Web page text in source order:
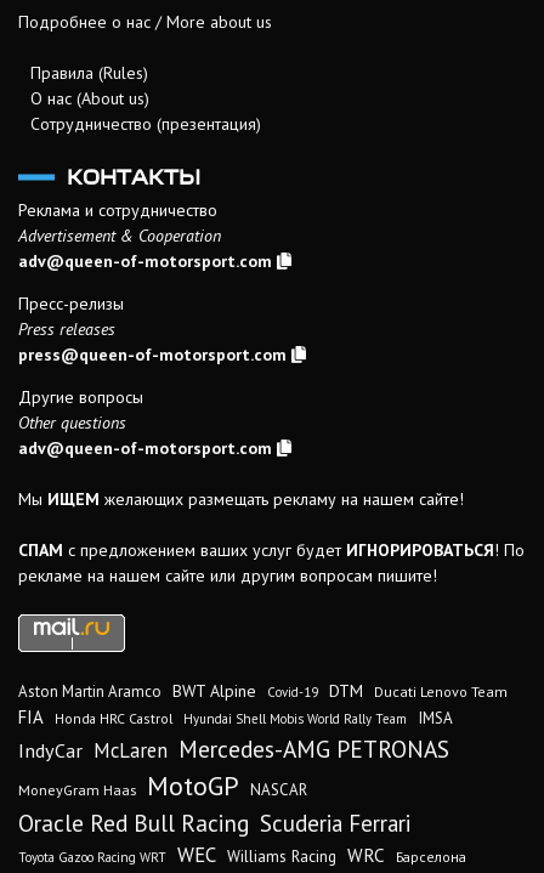
Подробнее о нас / More about us
Правила (Rules)
О нас (About us)
Сотрудничество (презентация)
КОНТАКТЫ
Реклама и сотрудничество
Advertisement & Cooperation
adv@queen-of-motorsport.com
Пресс-релизы
Press releases
press@queen-of-motorsport.com
Другие вопросы
Other questions
adv@queen-of-motorsport.com
Мы ИЩЕМ желающих размещать рекламу на нашем сайте!
СПАМ с предложением ваших услуг будет ИГНОРИРОВАТЬСЯ! По
рекламе на нашем сайте или другим вопросам пишите!
Aston Martin Aramco BWT Alpine Covid-19 DTM Ducati Lenovo Team
FIA Honda HRC Castrol Hyundai Shell Mobis World Rally Team IMSA
IndyCar McLaren Mercedes-AMG PETRONAS
MoneyGram Haas MotoGP NASCAR
Oracle Red Bull Racing Scuderia Ferrari
Toyota Gazoo Racing WRT WEC Williams Racing WRC Барселона